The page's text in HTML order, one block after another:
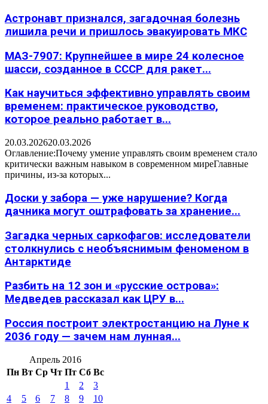
Астронавт признался, загадочная болезнь
лишила речи и пришлось эвакуировать МКС
МАЗ-7907: Крупнейшее в мире 24 колесное
шасси, созданное в СССР для ракет...
Как научиться эффективно управлять своим
временем: практическое руководство,
которое реально работает в...
20.03.202620.03.2026
Оглавление:Почему умение управлять своим временем стало
критически важным навыком в современном миреГлавные
причины, из-за которых...
Доски у забора — уже нарушение? Когда
дачника могут оштрафовать за хранение...
Загадка черных саркофагов: исследователи
столкнулись с необъяснимым феноменом в
Антарктиде
Разбить на 12 зон и «русские острова»:
Медведев рассказал как ЦРУ в...
Россия построит электростанцию на Луне к
2036 году — зачем нам лунная...
Апрель 2016
Пн Вт Ср Чт Пт Сб Вс
1
2
3
4
5 6 7 8 9
10